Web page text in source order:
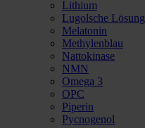
Lithium
Lugolsche Lösung
Melatonin
Methylenblau
Nattokinase
NMN
Omega 3
OPC
Piperin
Pycnogenol